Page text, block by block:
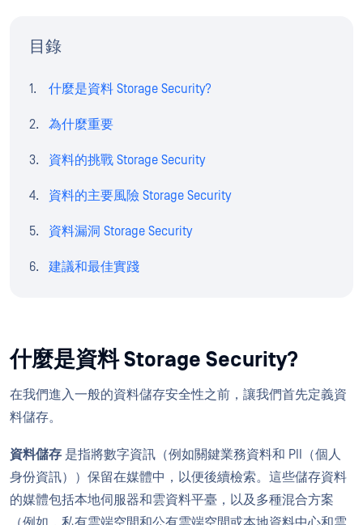
目錄
什麼是資料 Storage Security?
為什麼重要
資料的挑戰 Storage Security
資料的主要風險 Storage Security
資料漏洞 Storage Security
建議和最佳實踐
什麼是資料 Storage Security?
在我們進入一般的資料儲存安全性之前，讓我們首先定義資
料儲存。
資料儲存 是指將數字資訊（例如關鍵業務資料和 PII（個人
身份資訊））保留在媒體中，以便後續檢索。這些儲存資料
的媒體包括本地伺服器和雲資料平臺，以及多種混合方案